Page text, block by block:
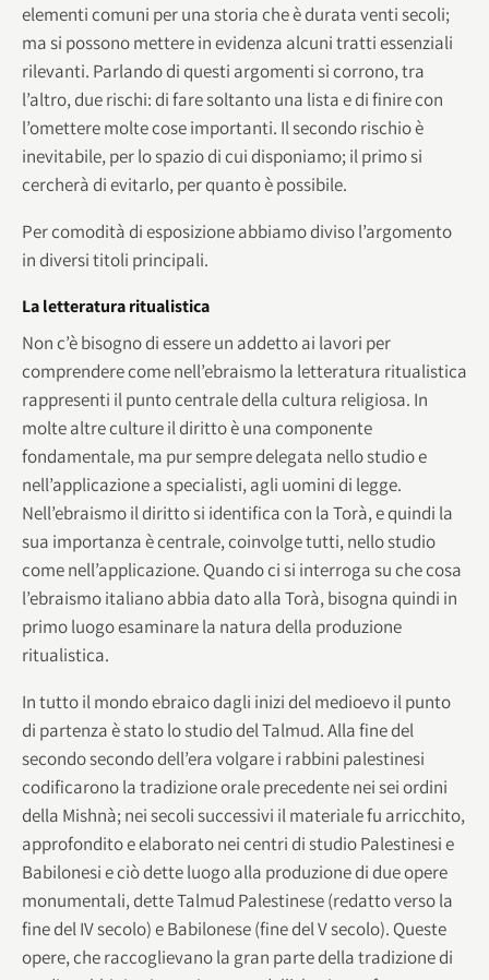
elementi comuni per una storia che è durata venti secoli;
ma si possono mettere in evidenza alcuni tratti essenziali
rilevanti. Parlando di questi argomenti si corrono, tra
l’altro, due rischi: di fare soltanto una lista e di finire con
l’omettere molte cose importanti. Il secondo rischio è
inevitabile, per lo spazio di cui disponiamo; il primo si
cercherà di evitarlo, per quanto è possibile.
Per comodità di esposizione abbiamo diviso l’argomento
in diversi titoli principali.
La letteratura ritualistica
Non c’è bisogno di essere un addetto ai lavori per
comprendere come nell’ebraismo la letteratura ritualistica
rappresenti il punto centrale della cultura religiosa. In
molte altre culture il diritto è una componente
fondamentale, ma pur sempre delegata nello studio e
nell’applicazione a specialisti, agli uomini di legge.
Nell’ebraismo il diritto si identifica con la Torà, e quindi la
sua importanza è centrale, coinvolge tutti, nello studio
come nell’applicazione. Quando ci si interroga su che cosa
l’ebraismo italiano abbia dato alla Torà, bisogna quindi in
primo luogo esaminare la natura della produzione
ritualistica.
In tutto il mondo ebraico dagli inizi del medioevo il punto
di partenza è stato lo studio del Talmud. Alla fine del
secondo secondo dell’era volgare i rabbini palestinesi
codificarono la tradizione orale precedente nei sei ordini
della Mishnà; nei secoli successivi il materiale fu arricchito,
approfondito e elaborato nei centri di studio Palestinesi e
Babilonesi e ciò dette luogo alla produzione di due opere
monumentali, dette Talmud Palestinese (redatto verso la
fine del IV secolo) e Babilonese (fine del V secolo). Queste
opere, che raccoglievano la gran parte della tradizione di